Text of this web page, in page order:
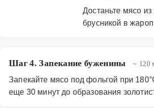
Достаньте мясо
брусникой в
Шаг 4. Запекание буженины ~ 120
Запекайте мясо под фольгой при
еще 30 минут до образования